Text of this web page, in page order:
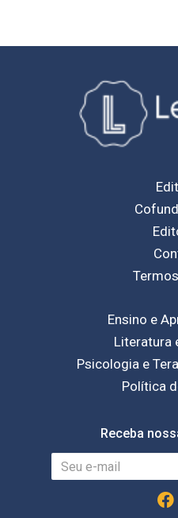
Ensino e
Literatura
Psicologia e
Política
Receba